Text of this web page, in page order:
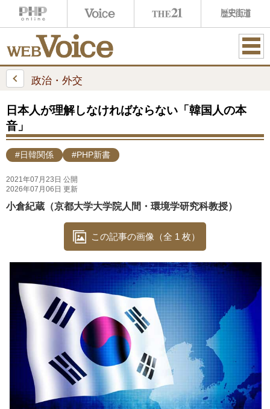
ME
政治・外交
日本人が理解しなければならない「韓国人の本
音」
#日韓関係 #PHP新書
2021年07月23日 公開
2026年07月06日 更新
小倉紀蔵（京都大学大学院人間・環境学研究科教授）
この記事の画像（全 1 枚）